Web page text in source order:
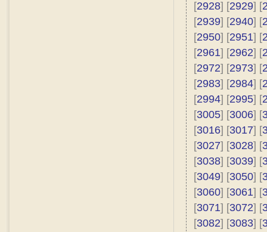
[2928] [2929] [
[2939] [2940] [
[2950] [2951] [
[2961] [2962] [
[2972] [2973] [
[2983] [2984] [
[2994] [2995] [
[3005] [3006] [
[3016] [3017] [
[3027] [3028] [
[3038] [3039] [
[3049] [3050] [
[3060] [3061] [
[3071] [3072] [
[3082] [3083] [